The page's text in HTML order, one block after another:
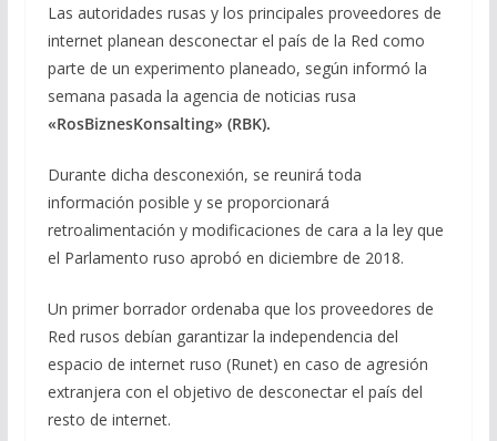
Las autoridades rusas y los principales proveedores de
internet planean desconectar el país de la Red como
parte de un experimento planeado, según informó la
semana pasada la agencia de noticias rusa
«RosBiznesKonsalting» (RBK).
Durante dicha desconexión, se reunirá toda
información posible y se proporcionará
retroalimentación y modificaciones de cara a la ley que
el Parlamento ruso aprobó en diciembre de 2018.
Un primer borrador ordenaba que los proveedores de
Red rusos debían garantizar la independencia del
espacio de internet ruso (Runet) en caso de agresión
extranjera con el objetivo de desconectar el país del
resto de internet.